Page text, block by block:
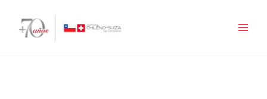
contenido